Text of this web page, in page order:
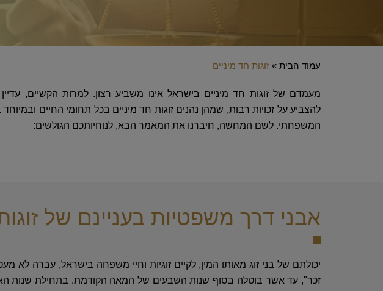
עמוד הבית » זוגות חד מיניים
מעמדם של זוגות חד מיניים בישראל אינו משביע רצון. למרות הקשיים,
להצביע על זכויות רבות, שמהן נהנים זוגות חד מיניים בכל תחומי החיים
המשפחתי. לשם המחשה, חיברנו את המאמר הבא, לנוחיותכם הגולשים:
אבני דרך משפטיות בעניינם של
יכולתם של בני זוג מאותו המין, לקיים זוגיות וחיי משפחה בישראל, עברה לא
זכר", עד אשר בוטלה בסוף שנות השבעים של המאה הקודמת. בתחילת שנות